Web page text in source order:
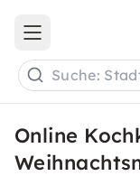
Open main menu
Suche:
Online